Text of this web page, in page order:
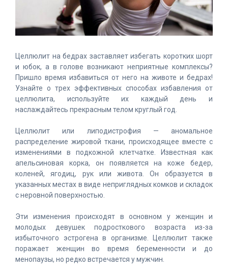
Целлюлит на бедрах заставляет избегать коротких шорт
и юбок, а в голове возникают неприятные комплексы?
Пришло время избавиться от него на животе и бедрах!
Узнайте о трех эффективных способах избавления от
целлюлита, используйте их каждый день и
наслаждайтесь прекрасным телом круглый год.
Целлюлит или липодистрофия — аномальное
распределение жировой ткани, происходящее вместе с
изменениями в подкожной клетчатке. Известная как
апельсиновая корка, он появляется на коже бедер,
коленей, ягодиц, рук или живота. Он образуется в
указанных местах в виде неприглядных комков и складок
с неровной поверхностью.
Эти изменения происходят в основном у женщин и
молодых девушек подросткового возраста из-за
избыточного эстрогена в организме. Целлюлит также
поражает женщин во время беременности и до
менопаузы, но редко встречается у мужчин.